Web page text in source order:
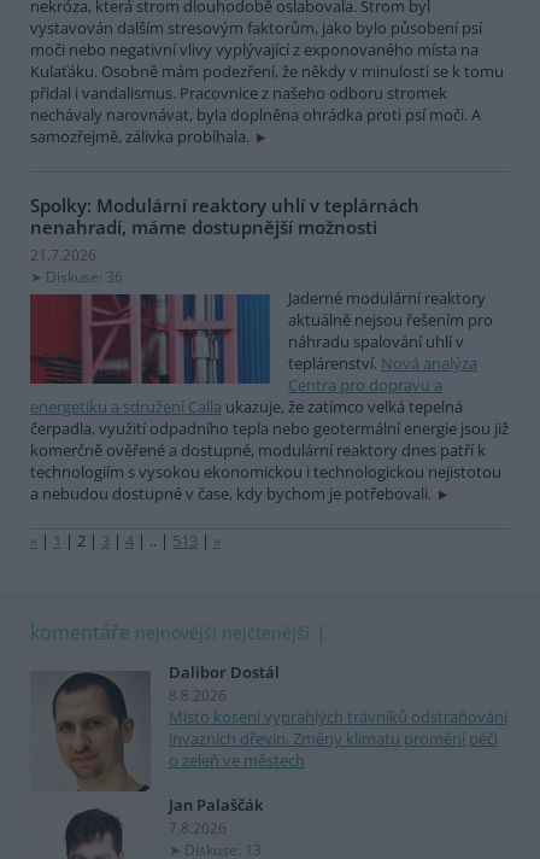
nekróza, která strom dlouhodobě oslabovala. Strom byl
vystavován dalším stresovým faktorům, jako bylo působení psí
moči nebo negativní vlivy vyplývající z exponovaného místa na
Kulaťáku. Osobně mám podezření, že někdy v minulosti se k tomu
přidal i vandalismus. Pracovnice z našeho odboru stromek
nechávaly narovnávat, byla doplněna ohrádka proti psí moči. A
samozřejmě, zálivka probíhala.
Spolky: Modulární reaktory uhlí v teplárnách
nenahradí, máme dostupnější možnosti
21.7.2026
Diskuse: 36
Jaderné modulární reaktory
aktuálně nejsou řešením pro
náhradu spalování uhlí v
teplárenství. Nová analýza
Centra pro dopravu a
energetiku a sdružení Calla ukazuje, že zatímco velká tepelná
čerpadla, využití odpadního tepla nebo geotermální energie jsou již
komerčně ověřené a dostupné, modulární reaktory dnes patří k
technologiím s vysokou ekonomickou i technologickou nejistotou
a nebudou dostupné v čase, kdy bychom je potřebovali.
« | 1 | 2 | 3 | 4 | .. | 513 | »
komentáře nejnovější nejčtenější
Dalibor Dostál
8.8.2026
Místo kosení vyprahlých trávníků odstraňování
invazních dřevin. Změny klimatu promění péči
o zeleň ve městech
Jan Palaščák
7.8.2026
Diskuse: 13